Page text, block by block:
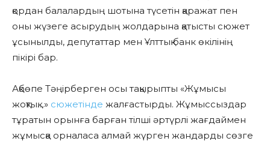
қордан балалардың шотына түсетін қаражат пен
оны жүзеге асырудың жолдарына қатысты сюжет
ұсынылды, депутаттар мен Ұлттық банк өкілінің
пікірі бар.
Ақбөпе Тәңірберген осы тақырыпты «Жұмысы
жоқтық…» сюжетінде жалғастырды. Жұмыссыздар
тұратын орынға барған тілші әртүрлі жағдаймен
жұмысқа орналаса алмай жүрген жандарды сөзге